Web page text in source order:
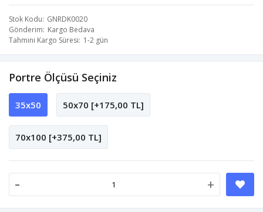
Stok Kodu GNRDK0020
Gönderim Kargo Bedava
Tahmini Kargo Süresi 1-2 gün
Portre Ölçüsü Seçiniz
35x50 50x70 [+175,00 TL]
70x100 [+375,00 TL]
- +